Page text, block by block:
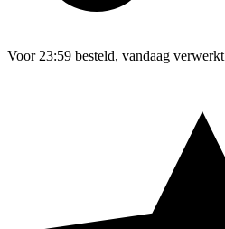
Voor 23:59 besteld, vandaag verwerkt